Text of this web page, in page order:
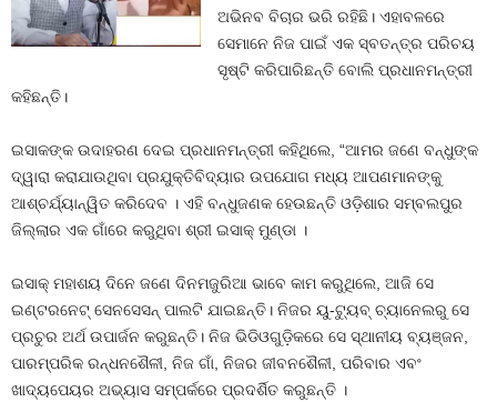
ଅଭିନବ ବିଚାର ଭରି ରହିଛି। ଏହାବଳରେ
ସେମାନେ ନିଜ ପାଇଁ ଏକ ସ୍ବତନ୍ତ୍ର ପରିଚୟ
ସୃଷ୍ଟି କରିପାରିଛନ୍ତି ବୋଲି ପ୍ରଧାନମନ୍ତ୍ରୀ
କହିଛନ୍ତି।
ଇସାକଙ୍କ ଉଦାହରଣ ଦେଇ ପ୍ରଧାନମନ୍ତ୍ରୀ କହିଥିଲେ, “ଆମର ଜଣେ ବନ୍ଧୁଙ୍କ
ଦ୍ୱାରା କରାଯାଉଥିବା ପ୍ରଯୁକ୍ତିବିଦ୍ୟାର ଉପଯୋଗ ମଧ୍ୟ ଆପଣମାନଙ୍କୁ
ଆଶ୍ଚର୍ଯ୍ୟାନ୍ୱିତ କରିଦେବ । ଏହି ବନ୍ଧୁଜଣକ ହେଉଛନ୍ତି ଓଡ଼ିଶାର ସମ୍ବଲପୁର
ଜିଲ୍ଲାର ଏକ ଗାଁରେ କରୁଥିବା ଶ୍ରୀ ଇସାକ୍ ମୁଣ୍ଡା ।
ଇସାକ୍ ମହାଶୟ ଦିନେ ଜଣେ ଦିନମଜୁରିଆ ଭାବେ କାମ କରୁଥିଲେ, ଆଜି ସେ
ଇଣ୍ଟରନେଟ୍ ସେନସେସନ୍ ପାଲଟି ଯାଇଛନ୍ତି। ନିଜର ୟୁ-ଟ୍ୟୁବ୍ ଚ୍ୟାନେଲରୁ ସେ
ପ୍ରଚୁର ଅର୍ଥ ଉପାର୍ଜନ କରୁଛନ୍ତି। ନିଜ ଭିଡିଓଗୁଡ଼ିକରେ ସେ ସ୍ଥାନୀୟ ବ୍ୟଞ୍ଜନ,
ପାରମ୍ପରିକ ରନ୍ଧନଶୈଳୀ, ନିଜ ଗାଁ, ନିଜର ଜୀବନଶୈଳୀ, ପରିବାର ଏବଂ
ଖାଦ୍ୟପେୟର ଅଭ୍ୟାସ ସମ୍ପର୍କରେ ପ୍ରଦର୍ଶିତ କରୁଛନ୍ତି ।